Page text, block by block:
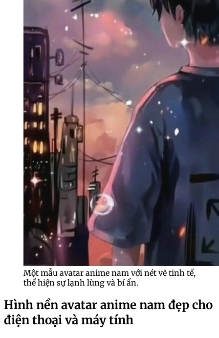
Một mẫu avatar anime nam với nét vẽ tinh tế,
thể hiện sự lạnh lùng và bí ẩn.
Hình nền avatar anime nam đẹp cho
điện thoại và máy tính